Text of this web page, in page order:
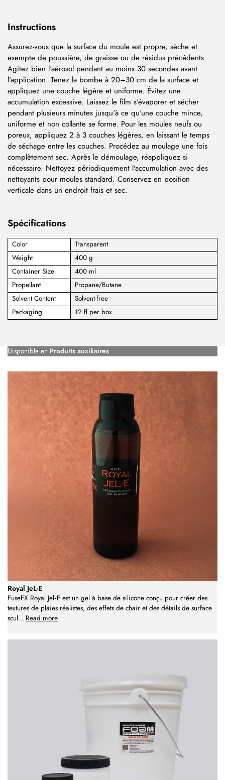
Instructions
Assurez-vous que la surface du moule est propre, sèche et
exempte de poussière, de graisse ou de résidus précédents.
Agitez bien l'aérosol pendant au moins 30 secondes avant
l'application. Tenez la bombe à 20–30 cm de la surface et
appliquez une couche légère et uniforme. Évitez une
accumulation excessive. Laissez le film s'évaporer et sécher
pendant plusieurs minutes jusqu'à ce qu'une couche mince,
uniforme et non collante se forme. Pour les moules neufs ou
poreux, appliquez 2 à 3 couches légères, en laissant le temps
de séchage entre les couches. Procédez au moulage une fois
complètement sec. Après le démoulage, réappliquez si
nécessaire. Nettoyez périodiquement l'accumulation avec des
nettoyants pour moules standard. Conservez en position
verticale dans un endroit frais et sec.
Spécifications
Color
Transparent
Weight
400 g
Container Size
400 ml
Propellant
Propane/Butane
Solvent Content
Solvent-free
Packaging
12 fl per box
Disponible en Produits auxiliaires
Royal JeL-E
FuseFX Royal Jel‑E est un gel à base de silicone conçu pour créer des
textures de plaies réalistes, des effets de chair et des détails de surface
scul... Read more